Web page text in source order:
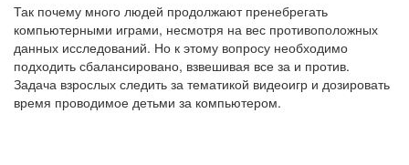
Так почему много людей продолжают пренебрегать
компьютерными играми, несмотря на вес противоположных
данных исследований. Но к этому вопросу необходимо
подходить сбалансировано, взвешивая все за и против.
Задача взрослых следить за тематикой видеоигр и дозировать
время проводимое детьми за компьютером.